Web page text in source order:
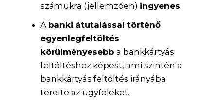
számukra (jellemzően) ingyenes.
A banki átutalással történő
egyenlegfeltöltés
körülményesebb a bankkártyás
feltöltéshez képest, ami szintén a
bankkártyás feltöltés irányába
terelte az ügyfeleket.